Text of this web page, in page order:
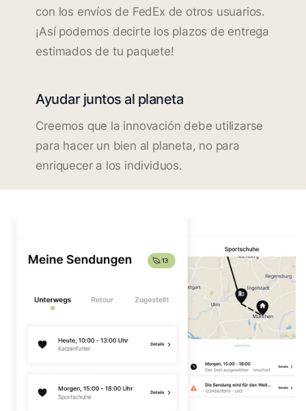
con los envíos de FedEx de otros usuarios.
¡Así podemos decirte los plazos de entrega
estimados de tu paquete!
Ayudar juntos al planeta
Creemos que la innovación debe utilizarse
para hacer un bien al planeta, no para
enriquecer a los individuos.